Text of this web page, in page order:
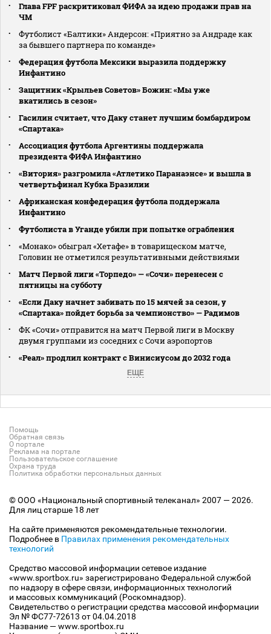
Глава FPF раскритиковал ФИФА за идею продажи прав на
ЧМ
Футболист «Балтики» Андерсон: «Приятно за Андраде как
за бывшего партнера по команде»
Федерация футбола Мексики выразила поддержку
Инфантино
Защитник «Крыльев Советов» Божин: «Мы уже
вкатились в сезон»
Гасилин считает, что Даку станет лучшим бомбардиром
«Спартака»
Ассоциация футбола Аргентины поддержала
президента ФИФА Инфантино
«Витория» разгромила «Атлетико Паранаэнсе» и вышла в
четвертьфинал Кубка Бразилии
Африканская конфедерация футбола поддержала
Инфантино
Футболиста в Уганде убили при попытке ограбления
«Монако» обыграл «Хетафе» в товарищеском матче,
Головин не отметился результативными действиями
Матч Первой лиги «Торпедо» — «Сочи» перенесен с
пятницы на субботу
«Если Даку начнет забивать по 15 мячей за сезон, у
«Спартака» пойдет борьба за чемпионство» — Радимов
ФК «Сочи» отправится на матч Первой лиги в Москву
двумя группами из соседних с Сочи аэропортов
«Реал» продлил контракт с Винисиусом до 2032 года
ЕЩЕ
Помощь
Обратная связь
О портале
Реклама на портале
Пользовательское соглашение
Охрана труда
Политика обработки персональных данных
© ООО «Национальный спортивный телеканал» 2007 — 2026.
Для лиц старше 18 лет
На сайте применяются рекомендательные технологии.
Подробнее в Правилах применения рекомендательных
технологий
Средство массовой информации сетевое издание
«www.sportbox.ru» зарегистрировано Федеральной службой
по надзору в сфере связи, информационных технологий
и массовых коммуникаций (Роскомнадзор).
Свидетельство о регистрации средства массовой информации
Эл № ФС77-72613 от 04.04.2018
Название — www.sportbox.ru